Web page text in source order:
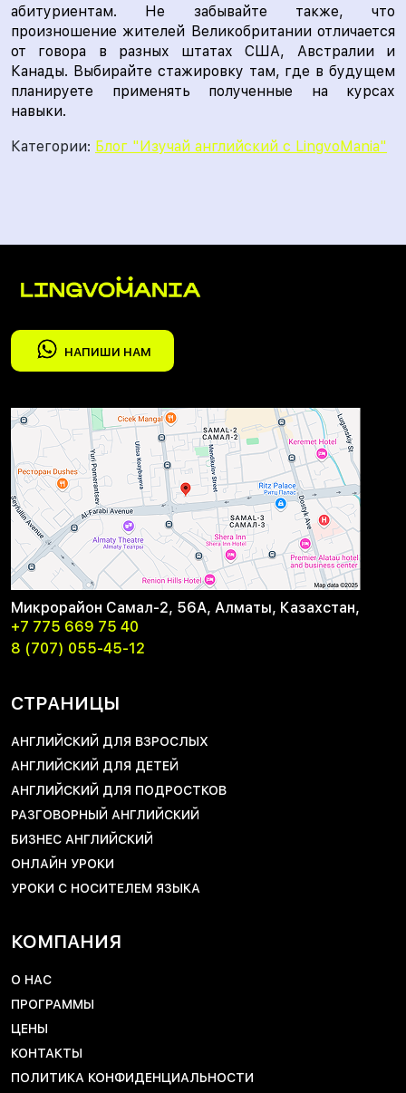
абитуриентам. Не забывайте также, что
произношение жителей Великобритании отличается
от говора в разных штатах США, Австралии и
Канады. Выбирайте стажировку там, где в будущем
планируете применять полученные на курсах
навыки.
Категории: Блог "Изучай английский с LingvoMania"
НАПИШИ НАМ
Микрорайон Самал-2, 56А, Алматы, Казахстан,
+7 775 669 75 40
8 (707) 055-45-12
СТРАНИЦЫ
АНГЛИЙСКИЙ ДЛЯ ВЗРОСЛЫХ
АНГЛИЙСКИЙ ДЛЯ ДЕТЕЙ
АНГЛИЙСКИЙ ДЛЯ ПОДРОСТКОВ
РАЗГОВОРНЫЙ АНГЛИЙСКИЙ
БИЗНЕС АНГЛИЙСКИЙ
ОНЛАЙН УРОКИ
УРОКИ С НОСИТЕЛЕМ ЯЗЫКА
КОМПАНИЯ
О НАС
ПРОГРАММЫ
ЦЕНЫ
КОНТАКТЫ
ПОЛИТИКА КОНФИДЕНЦИАЛЬНОСТИ